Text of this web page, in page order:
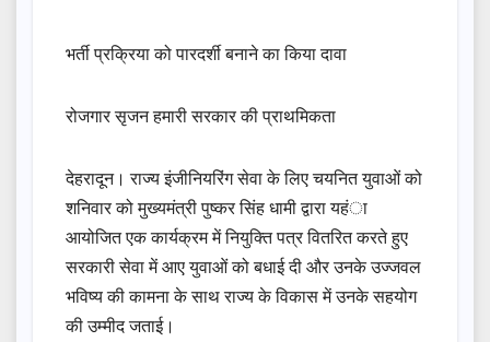
भर्ती प्रक्रिया को पारदर्शी बनाने का किया दावा
रोजगार सृजन हमारी सरकार की प्राथमिकता
देहरादून। राज्य इंजीनियरिंग सेवा के लिए चयनित युवाओं को
शनिवार को मुख्यमंत्री पुष्कर सिंह धामी द्वारा यहंा
आयोजित एक कार्यक्रम में नियुक्ति पत्र वितरित करते हुए
सरकारी सेवा में आए युवाओं को बधाई दी और उनके उज्जवल
भविष्य की कामना के साथ राज्य के विकास में उनके सहयोग
की उम्मीद जताई।